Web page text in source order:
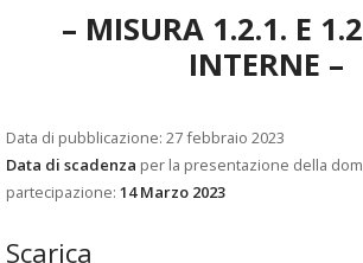
– MISURA 1.2.1. E
INTERNE –
Data di pubblicazione: 27 febbraio 2023
Data di scadenza per la presentazione della
partecipazione: 14 Marzo 2023
Scarica